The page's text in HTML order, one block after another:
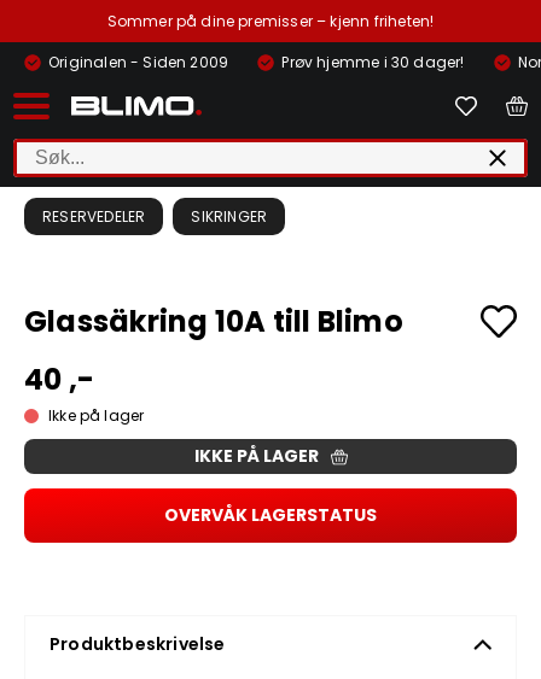
Sommer på dine premisser – kjenn friheten!
Originalen - Siden 2009
Prøv hjemme i 30 dager!
RESERVEDELER SIKRINGER
Glassäkring 10A till Blimo
40 ,-
Ikke på lager
IKKE PÅ LAGER
OVERVÅK LAGERSTATUS
Produktbeskrivelse